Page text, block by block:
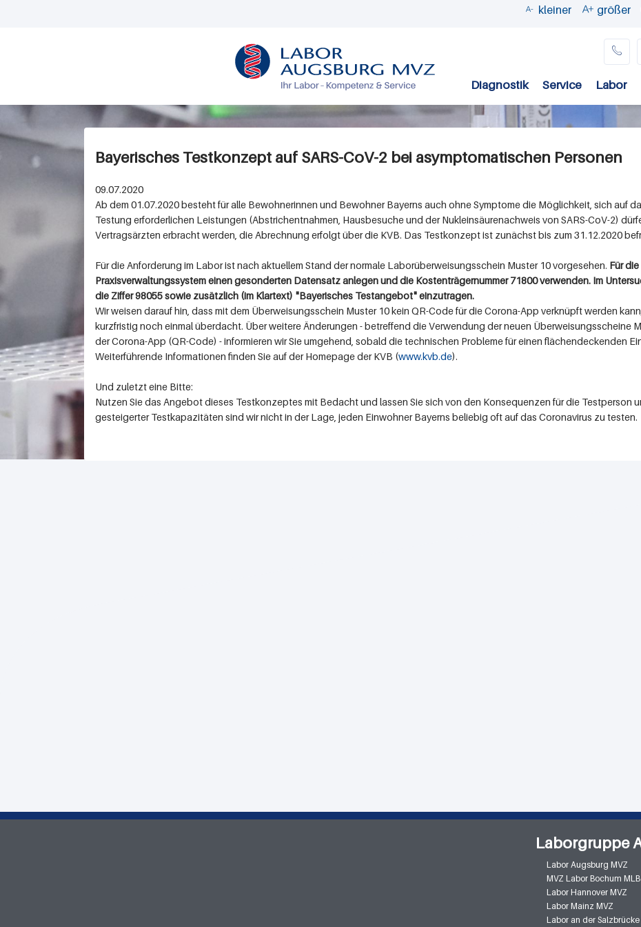
 kleiner  größer
O
Diagnostik Service Labor

Bayerisches Testkonzept auf SARS-CoV-2 bei asymptomatischen Personen
09.07.2020
Ab dem 01.07.2020 besteht für alle Bewohnerinnen und Bewohner Bayerns auch ohne Symptome die Möglichkeit, sich auf
Testung erforderlichen Leistungen (Abstrichentnahmen, Hausbesuche und der Nukleinsäurenachweis von SARS-CoV-2)
Vertragsärzten erbracht werden, die Abrechnung erfolgt über die KVB. Das Testkonzept ist zunächst bis zum 31.12.2020
Für die Anforderung im Labor ist nach aktuellem Stand der normale Laborüberweisungsschein Muster 10 vorgesehen. Für
Praxisverwaltungssystem einen gesonderten Datensatz anlegen und die Kostenträgernummer 71800 verwenden. Im
die Ziffer 98055 sowie zusätzlich (im Klartext) "Bayerisches Testangebot" einzutragen.
Wir weisen darauf hin, dass mit dem Überweisungsschein Muster 10 kein QR-Code für die Corona-App verknüpft werden
kurzfristig noch einmal überdacht. Über weitere Änderungen - betreffend die Verwendung der neuen Überweisungsscheine
der Corona-App (QR-Code) - informieren wir Sie umgehend, sobald die technischen Probleme für einen flächendeckenden
Weiterführende Informationen finden Sie auf der Homepage der KVB (www.kvb.de).
Und zuletzt eine Bitte:
Nutzen Sie das Angebot dieses Testkonzeptes mit Bedacht und lassen Sie sich von den Konsequenzen für die Testperson
gesteigerter Testkapazitäten sind wir nicht in der Lage, jeden Einwohner Bayerns beliebig oft auf das Coronavirus zu testen.
Laborgruppe
Labor Augsburg MVZ
MVZ Labor Bochum MLB
Labor Hannover MVZ
Labor Mainz MVZ
Labor an der Salzbrücke